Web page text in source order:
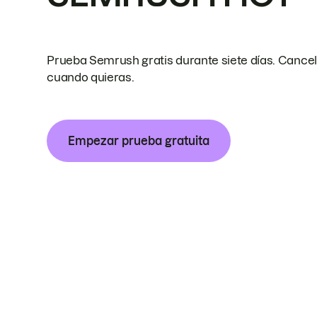
Prueba Semrush gratis durante siete días.
cuando quieras.
Empezar prueba gratuita